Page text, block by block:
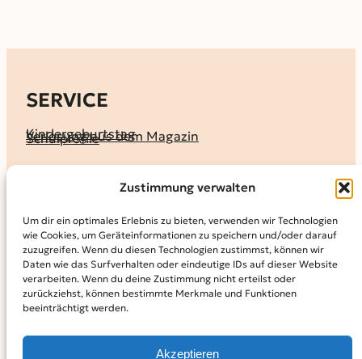
Zustimmung verwalten
Um dir ein optimales Erlebnis zu bieten, verwenden wir Technologien
wie Cookies, um Geräteinformationen zu speichern und/oder darauf
zuzugreifen. Wenn du diesen Technologien zustimmst, können wir
Daten wie das Surfverhalten oder eindeutige IDs auf dieser Website
verarbeiten. Wenn du deine Zustimmung nicht erteilst oder
zurückziehst, können bestimmte Merkmale und Funktionen
beeinträchtigt werden.
Akzeptieren
SERVICE
Kindergeburtstag
Verlosung aus dem Magazin
Schulprofile
KALENDER
MAGAZIN
KidS-Ausgaben online lesen
Abonnement
Archiv
INFO